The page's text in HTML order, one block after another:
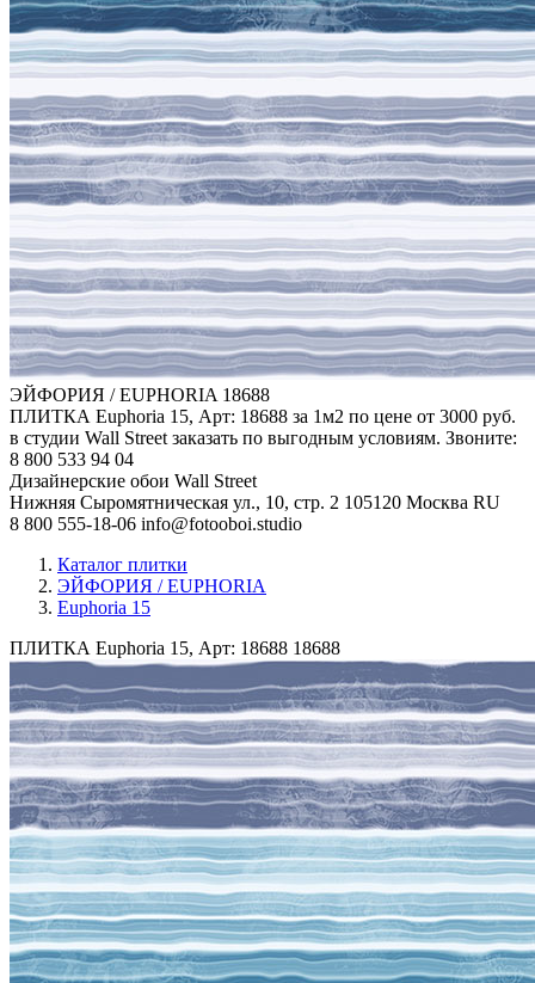
ЭЙФОРИЯ / EUPHORIA 18688
ПЛИТКА Euphoria 15, Арт: 18688 за 1м2 по цене от 3000 руб.
в студии Wall Street заказать по выгодным условиям. Звоните:
8 800 533 94 04
Дизайнерские обои Wall Street
Нижняя Сыромятническая ул., 10, стр. 2 105120 Москва RU
8 800 555-18-06 info@fotooboi.studio
Каталог плитки
ЭЙФОРИЯ / EUPHORIA
Euphoria 15
ПЛИТКА Euphoria 15, Арт: 18688 18688